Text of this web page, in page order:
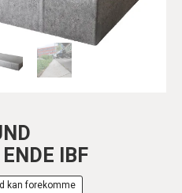
IBF
kan forekomme